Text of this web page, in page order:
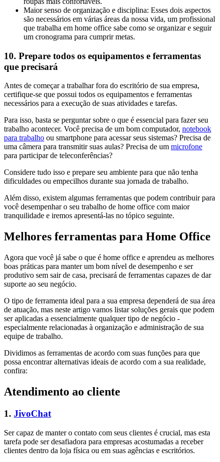
Maior senso de organização e disciplina: Esses dois aspectos
são necessários em várias áreas da nossa vida, um profissional
que trabalha em home office sabe como se organizar e seguir
um cronograma para cumprir metas.
10. Prepare todos os equipamentos e ferramentas
que precisará
Antes de começar a trabalhar fora do escritório de sua empresa,
certifique-se que possui todos os equipamentos e ferramentas
necessários para a execução de suas atividades e tarefas.
Para isso, basta se perguntar sobre o que é essencial para fazer seu
trabalho acontecer. Você precisa de um bom computador, notebook
para trabalho ou smartphone para acessar seus sistemas? Precisa de
uma câmera para transmitir suas aulas? Precisa de um microfone
para participar de teleconferências?
Considere tudo isso e prepare seu ambiente para que não tenha
dificuldades ou empecilhos durante sua jornada de trabalho.
Além disso, existem algumas ferramentas que podem contribuir para
você desempenhar o seu trabalho de home office com maior
tranquilidade e iremos apresentá-las no tópico seguinte.
Melhores ferramentas para Home Office
Agora que você já sabe o que é home office e aprendeu as melhores
boas práticas para manter um bom nível de desempenho e ser
produtivo sem sair de casa, precisará de ferramentas capazes de dar
suporte ao seu negócio.
O tipo de ferramenta ideal para a sua empresa dependerá de sua área
de atuação, mas neste artigo vamos listar soluções gerais que podem
ser aplicadas a essencialmente qualquer tipo de negócio -
especialmente relacionadas à organização e administração de sua
equipe de trabalho.
Dividimos as ferramentas de acordo com suas funções para que
possa encontrar alternativas ideais de acordo com a sua realidade,
confira:
Atendimento ao cliente
1. JivoChat
Ser capaz de manter o contato com seus clientes é crucial, mas esta
tarefa pode ser desafiadora para empresas acostumadas a receber
clientes dentro da loja física ou em suas agências e escritórios.